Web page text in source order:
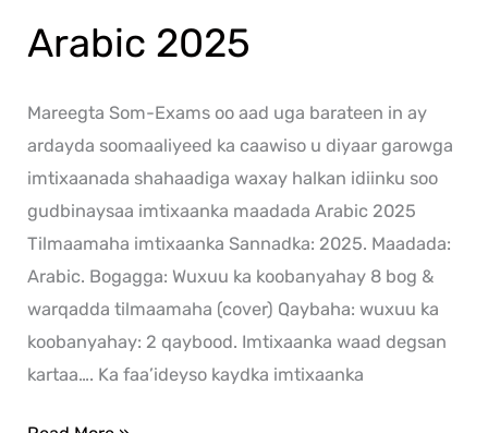
Arabic 2025
Mareegta Som-Exams oo aad uga barateen in ay
ardayda soomaaliyeed ka caawiso u diyaar garowga
imtixaanada shahaadiga waxay halkan idiinku soo
gudbinaysaa imtixaanka maadada Arabic 2025
Tilmaamaha imtixaanka Sannadka: 2025. Maadada:
Arabic. Bogagga: Wuxuu ka koobanyahay 8 bog &
warqadda tilmaamaha (cover) Qaybaha: wuxuu ka
koobanyahay: 2 qaybood. Imtixaanka waad degsan
kartaa…. Ka faa’ideyso kaydka imtixaanka